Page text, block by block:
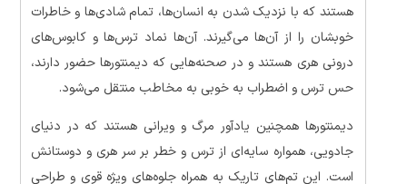
هستند که با نزدیک شدن به انسان‌ها، تمام شادی‌ها و خاطرات
خوبشان را از آن‌ها می‌گیرند. آن‌ها نماد ترس‌ها و کابوس‌های
درونی هری هستند و در صحنه‌هایی که دیمنتورها حضور دارند،
حس ترس و اضطراب به خوبی به مخاطب منتقل می‌شود.
دیمنتورها همچنین یادآور مرگ و ویرانی هستند که در دنیای
جادویی، همواره سایه‌ای از ترس و خطر بر سر هری و دوستانش
است. این تم‌های تاریک به همراه جلوه‌های ویژه قوی و طراحی